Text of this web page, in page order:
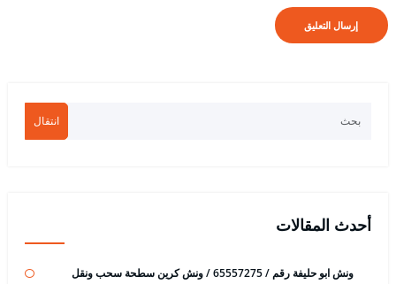
انتقال
أحدث المقالات
ونش ابو حليفة رقم / 65557275 / ونش كرين سطحة سحب ونقل